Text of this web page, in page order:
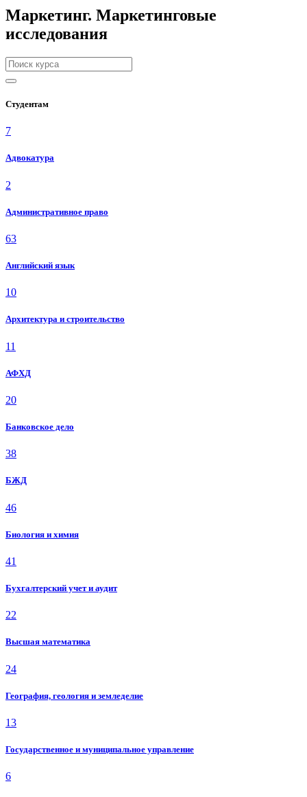
Маркетинг. Маркетинговые
исследования
Студентам
7
Адвокатура
2
Административное право
63
Английский язык
10
Архитектура и строительство
11
АФХД
20
Банковское дело
38
БЖД
46
Биология и химия
41
Бухгалтерский учет и аудит
22
Высшая математика
24
География, геология и земледелие
13
Государственное и муниципальное управление
6